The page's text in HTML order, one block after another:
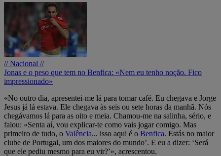
// Nacional //
Jonas e o peso que tem no Benfica: «Nem eu tenho noção. Fico
impressionado»
«No outro dia, apresentei-me lá para tomar café. Eu chegava e Jorge
Jesus já lá estava. Ele chegava às seis ou sete horas da manhã. Nós
chegávamos lá para as oito e meia. Chamou-me na salinha, sério, e
falou: «Senta aí, vou explicar-te como vais jogar comigo. Mas
primeiro de tudo, o Valência... isso aqui é o Benfica. Estás no maior
clube de Portugal, um dos maiores do mundo’. E eu a dizer: ‘Será
que ele pediu mesmo para eu vir?’», acrescentou.